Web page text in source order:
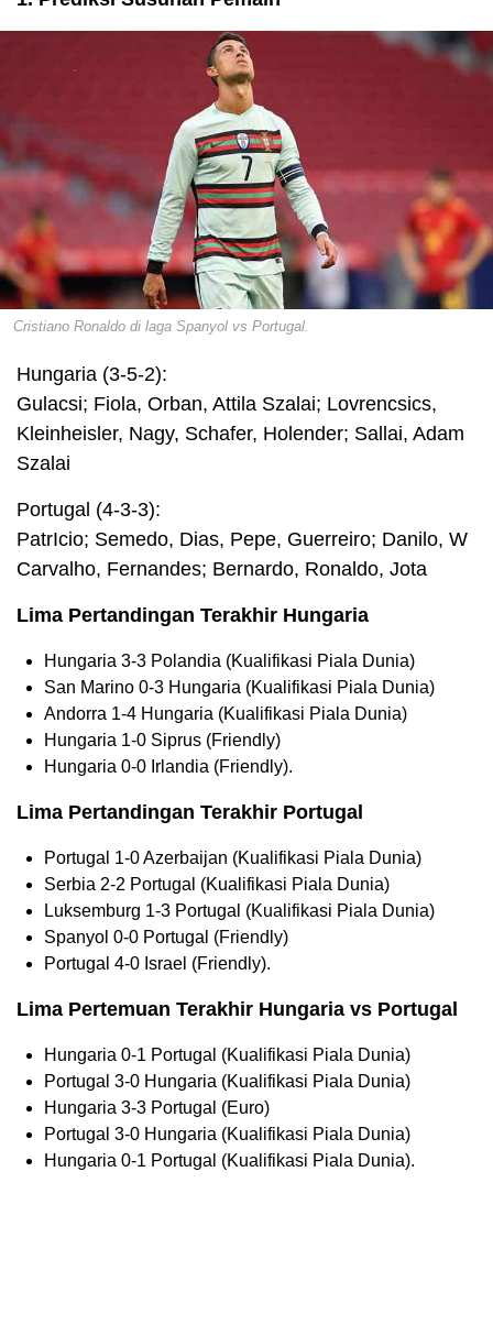
Cristiano Ronaldo di laga Spanyol vs Portugal.
Hungaria (3-5-2):
Gulacsi; Fiola, Orban, Attila Szalai; Lovrencsics,
Kleinheisler, Nagy, Schafer, Holender; Sallai, Adam
Szalai
Portugal (4-3-3):
PatrIcio; Semedo, Dias, Pepe, Guerreiro; Danilo, W
Carvalho, Fernandes; Bernardo, Ronaldo, Jota
Lima Pertandingan Terakhir Hungaria
Hungaria 3-3 Polandia (Kualifikasi Piala Dunia)
San Marino 0-3 Hungaria (Kualifikasi Piala Dunia)
Andorra 1-4 Hungaria (Kualifikasi Piala Dunia)
Hungaria 1-0 Siprus (Friendly)
Hungaria 0-0 Irlandia (Friendly).
Lima Pertandingan Terakhir Portugal
Portugal 1-0 Azerbaijan (Kualifikasi Piala Dunia)
Serbia 2-2 Portugal (Kualifikasi Piala Dunia)
Luksemburg 1-3 Portugal (Kualifikasi Piala Dunia)
Spanyol 0-0 Portugal (Friendly)
Portugal 4-0 Israel (Friendly).
Lima Pertemuan Terakhir Hungaria vs Portugal
Hungaria 0-1 Portugal (Kualifikasi Piala Dunia)
Portugal 3-0 Hungaria (Kualifikasi Piala Dunia)
Hungaria 3-3 Portugal (Euro)
Portugal 3-0 Hungaria (Kualifikasi Piala Dunia)
Hungaria 0-1 Portugal (Kualifikasi Piala Dunia).